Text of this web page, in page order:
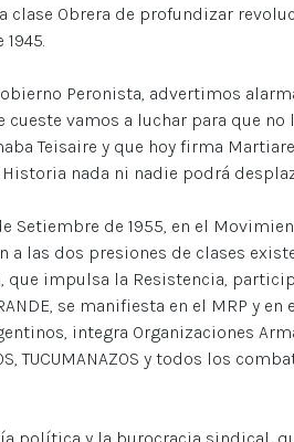
clase Obrera de profundizar
Peronista, advertimos
vamos a luchar para que no
Teisaire y que hoy firma
Historia nada ni nadie podrá
Setiembre de 1955, en el
a las dos presiones de clases
que impulsa la Resistencia,
se manifiesta en el MRP y
integra Organizaciones
TUCUMANAZOS y todos los